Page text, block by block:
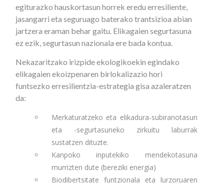
egiturazko hauskortasun horrek eredu erresiliente,
jasangarri eta seguruago baterako trantsizioa abian
jartzera eraman behar gaitu. Elikagaien segurtasuna
ez ezik, segurtasun nazionala ere bada kontua.
Nekazaritzako irizpide ekologikoekin egindako
elikagaien ekoizpenaren birlokalizazio hori
funtsezko erresilientzia-estrategia gisa azaleratzen
da:
Merkaturatzeko eta elikadura-subiranotasun
eta -segurtasuneko zirkuitu laburrak
sustatzen dituzte.
Kanpoko inputekiko mendekotasuna
murrizten dute (bereziki energia)
Biodibertsitate funtzionala eta lurzoruaren